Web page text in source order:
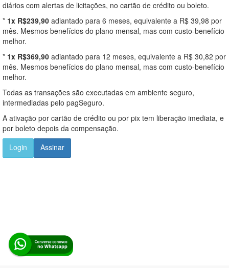
diários com alertas de licitações, no cartão de crédito ou boleto.
* 1x R$239,90 adiantado para 6 meses, equivalente a R$ 39,98 por
mês. Mesmos benefícios do plano mensal, mas com custo-benefício
melhor.
* 1x R$369,90 adiantado para 12 meses, equivalente a R$ 30,82 por
mês. Mesmos benefícios do plano mensal, mas com custo-benefício
melhor.
Todas as transações são executadas em ambiente seguro,
intermediadas pelo pagSeguro.
A ativação por cartão de crédito ou por pix tem liberação imediata, e
por boleto depois da compensação.
Login
Assinar